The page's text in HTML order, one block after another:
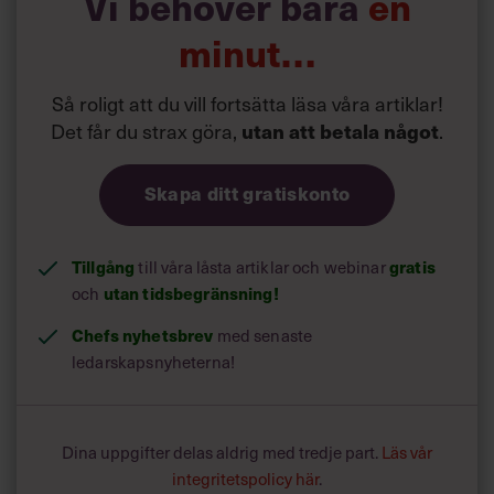
minut…
Så roligt att du vill fortsätta läsa våra artiklar!
Det får du strax göra, utan att betala något.
Skapa ditt gratiskonto
Tillgångtill våra låsta artiklar och webinargratis
och utan tidsbegränsning!
Chefs nyhetsbrev med senaste
ledarskapsnyheterna!
Dina uppgifter delas aldrig med tredje part. Läs vår
integritetspolicy här.